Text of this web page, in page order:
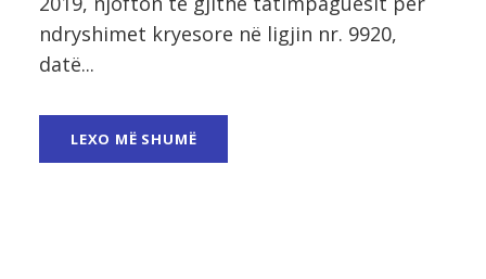
ndryshimet kryesore në ligjin nr. 9920,
datë...
LEXO MË SHUMË